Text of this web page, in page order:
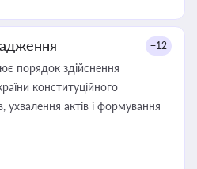
+12
порядок здійснення
конституційного
ухвалення актів і формування